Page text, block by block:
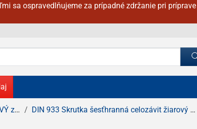
sa ospravedlňujeme za prípadné zdržanie pri
DIN 933 Skrutka šesťhranná celozávit žiarový zinok